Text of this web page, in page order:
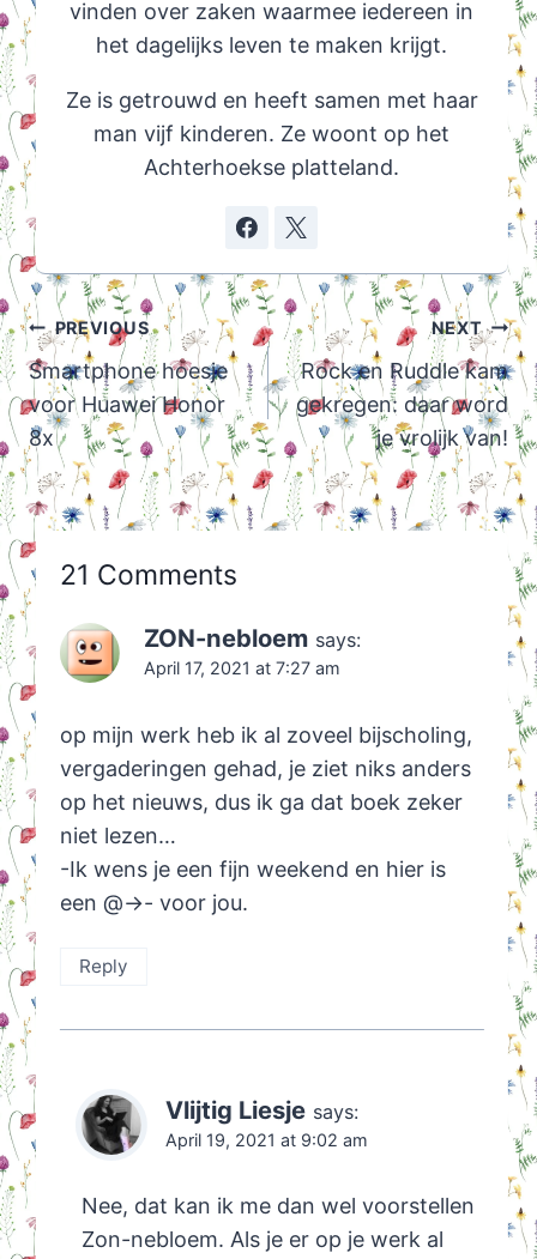
vinden over zaken waarmee iedereen in
het dagelijks leven te maken krijgt.
Ze is getrouwd en heeft samen met haar
man vijf kinderen. Ze woont op het
Achterhoekse platteland.
Post
navigation
PREVIOUS
Smartphone hoesje
voor Huawei Honor
8x
NEXT
Rock en Ruddle kam
gekregen: daar word
je vrolijk van!
21 Comments
ZON-nebloem says:
April 17, 2021 at 7:27 am
op mijn werk heb ik al zoveel bijscholing,
vergaderingen gehad, je ziet niks anders
op het nieuws, dus ik ga dat boek zeker
niet lezen…
-Ik wens je een fijn weekend en hier is
een @->- voor jou.
Reply
Vlijtig Liesje says:
April 19, 2021 at 9:02 am
Nee, dat kan ik me dan wel voorstellen
Zon-nebloem. Als je er op je werk al